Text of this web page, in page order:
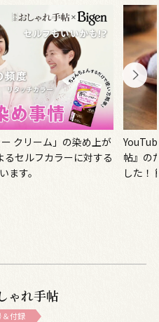
が、『大人のおしゃれ手
撮りおろししてくれま
大福です。ぜひお試し
ゃれ手帖
付録